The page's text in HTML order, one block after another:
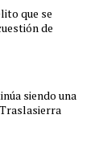
que se
de
siendo una